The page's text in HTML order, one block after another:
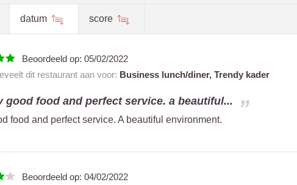
datum score
Beoordeeld op: 05/02/2022
dit restaurant aan voor: Business lunch/diner, Trendy kader
good food and perfect service. a beautiful...
food and perfect service. A beautiful environment.
Beoordeeld op: 04/02/2022